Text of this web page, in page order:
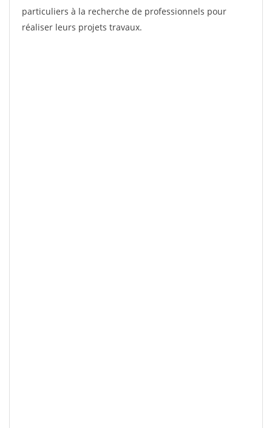
particuliers à la recherche de professionnels pour
réaliser leurs projets travaux.